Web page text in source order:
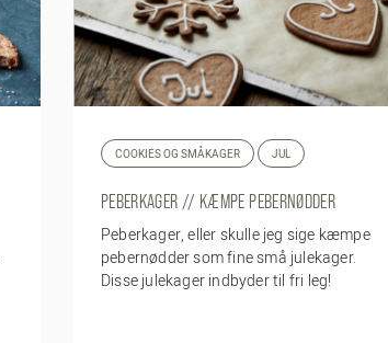
COOKIES OG SMÅKAGER JUL
PEBERKAGER // KÆMPE PEBERNØDDER
Peberkager, eller skulle jeg sige kæmpe
pebernødder som fine små julekager.
Disse julekager indbyder til fri leg!